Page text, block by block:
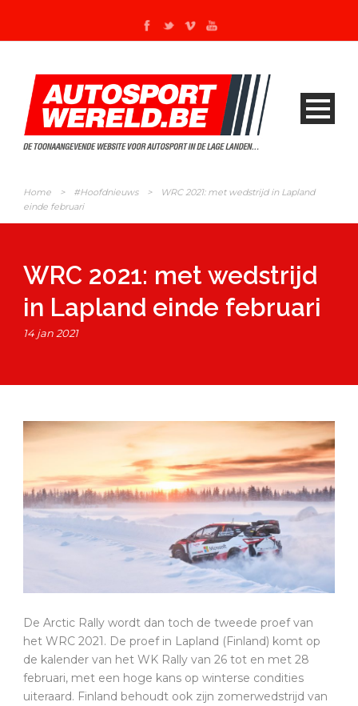
Home > #Hoofdnieuws >
WRC 2021: met wedstrijd in Lapland
einde februari
WRC 2021: met wedstrijd
in Lapland einde februari
14 jan 2021
De Arctic Rally wordt dan toch de tweede proef van
het WRC 2021. De proef in Lapland (Finland) komt op
de kalender van het WK Rally van 26 tot en met 28
februari, met een hoge kans op winterse condities
uiteraard. Finland behoudt ook zijn zomerwedstrijd van